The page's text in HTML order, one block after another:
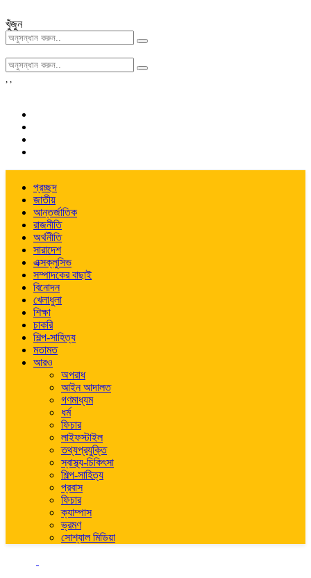
খুঁজুন
, ,
প্রচ্ছদ
জাতীয়
আন্তর্জাতিক
রাজনীতি
অর্থনীতি
সারাদেশ
এক্সক্লুসিভ
সম্পাদকের বাছাই
বিনোদন
খেলাধুলা
শিক্ষা
চাকরি
শিল্প-সাহিত্য
মতামত
আরও
অপরাধ
আইন আদালত
গণমাধ্যম
ধর্ম
ফিচার
লাইফস্টাইল
তথ্যপ্রযুক্তি
স্বাস্থ্য-চিকিৎসা
শিল্প-সাহিত্য
প্রবাস
ফিচার
ক্যাম্পাস
ভ্রমণ
সোশ্যাল মিডিয়া